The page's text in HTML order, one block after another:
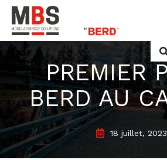
Skip
content
MBS
Modular Bridge Solutions
PREMIER
BERD AU
18 juillet, 2023